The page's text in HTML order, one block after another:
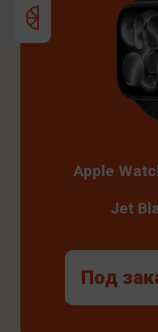
Apple
Jet
Под